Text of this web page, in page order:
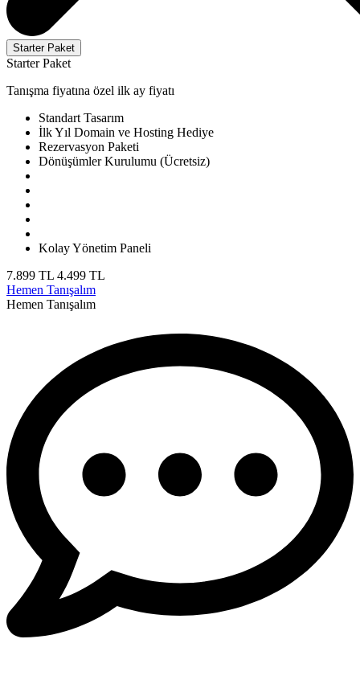
Starter Paket
Starter Paket
Tanışma fiyatına özel ilk ay fiyatı
Standart Tasarım
İlk Yıl Domain ve Hosting Hediye
Rezervasyon Paketi
Dönüşümler Kurulumu (Ücretsiz)
Kolay Yönetim Paneli
7.899 TL 4.499 TL
Hemen Tanışalım
Hemen Tanışalım